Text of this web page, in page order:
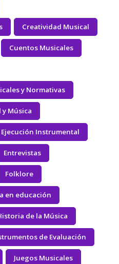
Creatividad Musical
Cuentos Musicales
y Normativas
Música
Ejecución Instrumental
Entrevistas
Folklore
en educación
de la Música
de Evaluación
Juegos Musicales